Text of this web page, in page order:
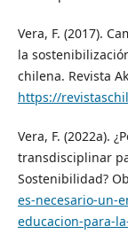
Vera, F. (2017).
la
chilena. Revista
https://
Vera, F. (2022a).
transdisciplinar
Sostenibilidad?
es-necesario-un-
educacion-para-